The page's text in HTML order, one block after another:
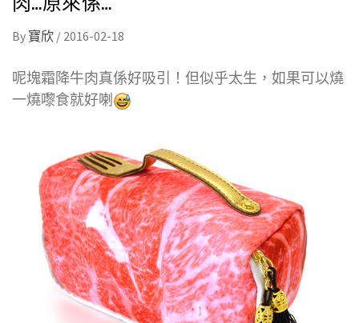
By 寶欣 / 2016-02-18
呢塊霜降牛肉真係好吸引！但似乎太生，如果可以燒
一燒嚟食就好喇